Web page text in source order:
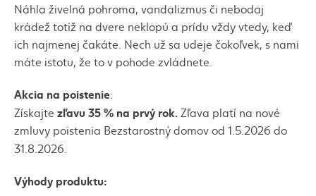
Náhla živelná pohroma, vandalizmus či nebodaj
krádež totiž na dvere neklopú a prídu vždy vtedy, keď
ich najmenej čakáte. Nech už sa udeje čokoľvek, s nami
máte istotu, že to v pohode zvládnete.
Akcia na poistenie:
Získajte zľavu 35 % na prvý rok.Zľava platí na nové
zmluvy poistenia Bezstarostný domov od 1.5.2026 do
31.8.2026.
Výhody produktu: